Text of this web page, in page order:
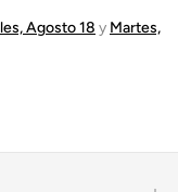
Agosto 18 y Martes,